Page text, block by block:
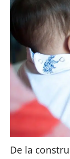
De la